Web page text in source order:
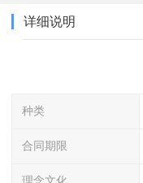
详细说明
种类
合同期限
理念文化